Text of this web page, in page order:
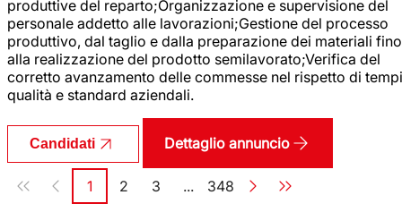
produttive del reparto;Organizzazione e supervisione del
personale addetto alle lavorazioni;Gestione del processo
produttivo, dal taglio e dalla preparazione dei materiali fino
alla realizzazione del prodotto semilavorato;Verifica del
corretto avanzamento delle commesse nel rispetto di
qualità e standard aziendali.
Candidati Dettaglio annuncio
Paginazione
Pagina
1 Pagina
2 Pagina
3 ... Pagina
348